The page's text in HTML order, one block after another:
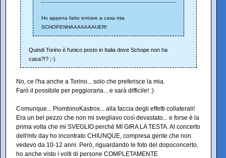
Ho appena fatto entrare a casa mia
SCHOPENHAAAAAAAUER!
Quindi Torino è l'unico posto in Italia dove Schope non ha
casa?!? ;-)
No, ce l'ha anche a Torino... solo che preferisce la mia.
Farò il possibile per peggiorarla... e sarà difficile! :)
Comunque... PiombinoKastrox... alla faccia degli effetti collaterali!
Era un bel pezzo che non mi svegliavo così devastato... e forse è la
prima volta che mi SVEGLIO perché MI GIRA LA TESTA. Al concerto
dell'mtv day ho incontrato CHIUNQUE, compresa gente che non
vedevo da 10-12 anni. Però, riguardando le foto del dopoconcerto,
ho anche visto i volti di persone COMPLETAMENTE